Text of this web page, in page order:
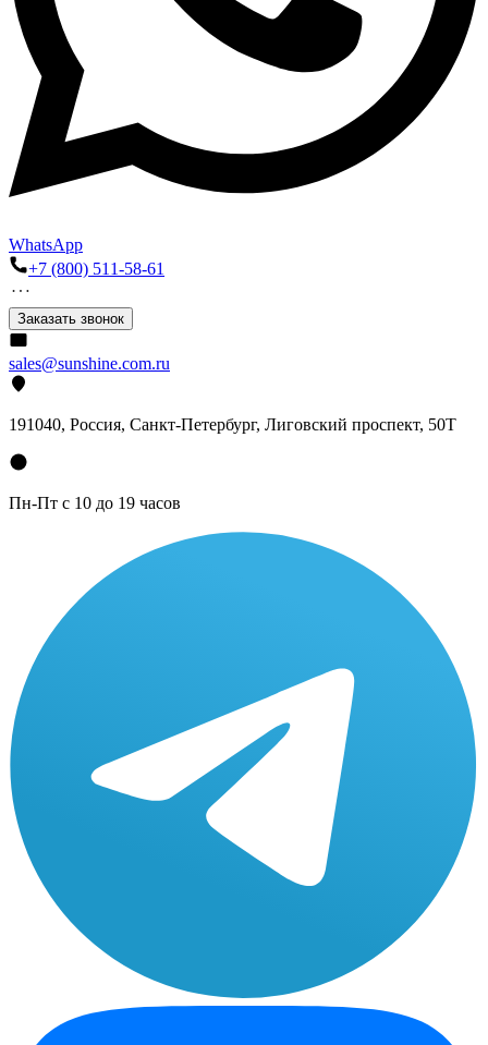
WhatsApp
+7 (800) 511-58-61
Заказать звонок
sales@sunshine.com.ru
191040, Россия, Санкт-Петербург, Лиговский проспект, 50Т
Пн-Пт с 10 до 19 часов